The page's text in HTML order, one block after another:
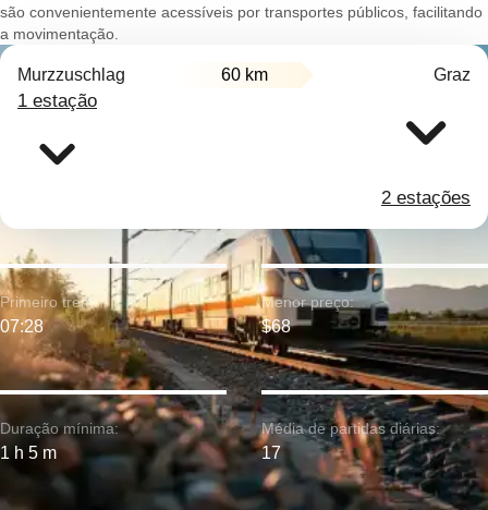
são convenientemente acessíveis por transportes públicos, facilitando
a movimentação.
Murzzuschlag 60 km Graz
1 estação
2 estações
Duração mínima:
1 h 5 m
Primeiro trem:
07:28
Menor preço:
$68
Média de partidas diárias:
17